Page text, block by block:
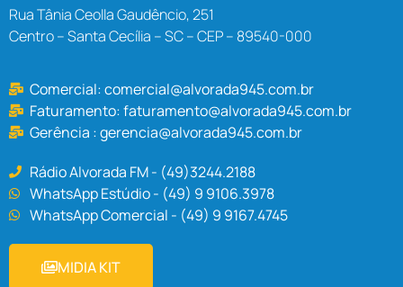
Rua Tânia Ceolla Gaudêncio, 251
Centro – Santa Cecília – SC – CEP – 89540-000
Comercial:comercial@alvorada945.com.br
Faturamento:faturamento@alvorada945.com.br
Gerência :gerencia@alvorada945.com.br
Rádio Alvorada FM - (49)3244.2188
WhatsApp Estúdio - (49) 9 9106.3978
WhatsApp Comercial - (49) 9 9167.4745
MIDIA KIT